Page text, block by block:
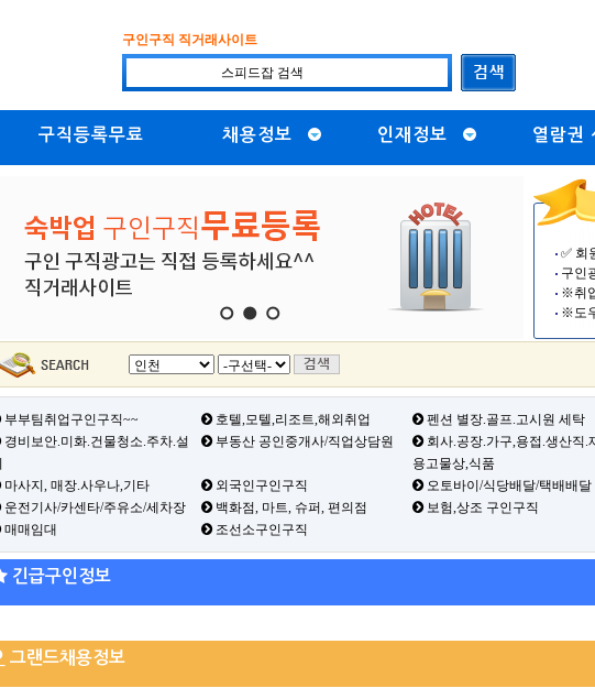
구인구직 직거래사이트
구직등록무료 채용정보 인재정보 열람권
✅ 회
구인
※취
※도
부부팀취업구인구직~~ 호텔,모텔,리조트,해외취업 펜션 별장.골프.고시원 세탁
경비보안.미화.건물청소.주차.설
부동산 공인중개사/직업상담원
회사.공장.가구,용접.생산직.
용고물상,식품
마사지, 매장.사우나,기타
외국인구인구직 오토바이/식당배달/택배배달
운전기사/카센타/주유소/세차장
백화점, 마트, 슈퍼, 편의점 보험,상조 구인구직
매매임대
조선소구인구직
긴급구인정보
그랜드채용정보